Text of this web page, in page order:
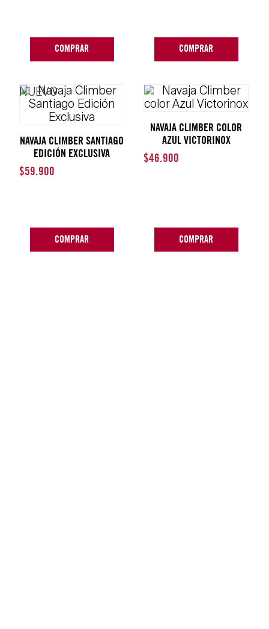
COMPRAR COMPRAR
NUEVO
NAVAJA CLIMBER SANTIAGO
EDICIÓN EXCLUSIVA
$59.900
COMPRAR
NAVAJA CLIMBER COLOR
AZUL VICTORINOX
$46.900
COMPRAR